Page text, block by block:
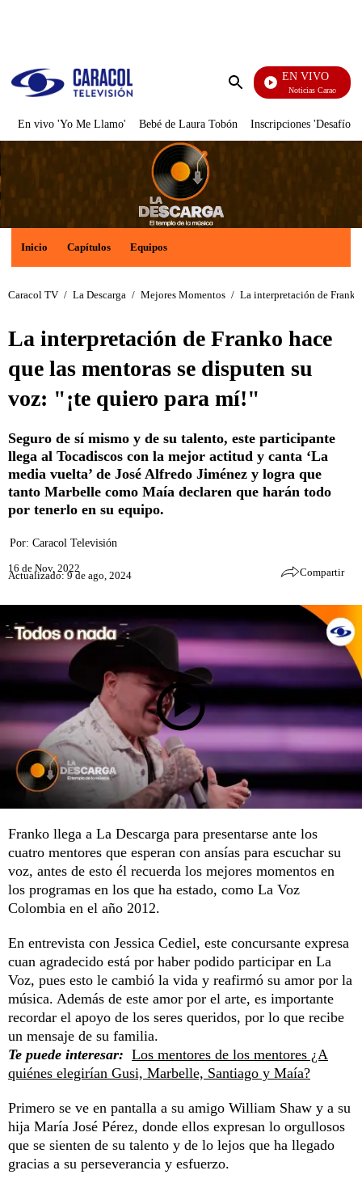
Enviar
EN VIVO
Noticias Caracol
En vivo 'Yo Me Llamo' Bebé de Laura Tobón Inscripciones 'Desafío'
Inicio Capítulos Equipos
Caracol TV / La Descarga / Mejores Momentos / La interpretación de
La interpretación de Franko hace
que las mentoras se disputen su
voz: "¡te quiero para mí!"
Seguro de sí mismo y de su talento, este participante
llega al Tocadiscos con la mejor actitud y canta ‘La
media vuelta’ de José Alfredo Jiménez y logra que
tanto Marbelle como Maía declaren que harán todo
por tenerlo en su equipo.
Por: Caracol Televisión
16 de Nov, 2022
Actualizado: 9 de ago, 2024 Compartir
Franko llega a La Descarga para presentarse ante los
cuatro mentores que esperan con ansías para escuchar su
voz, antes de esto él recuerda los mejores momentos en
los programas en los que ha estado, como La Voz
Colombia en el año 2012.
En entrevista con Jessica Cediel, este concursante expresa
cuan agradecido está por haber podido participar en La
Voz, pues esto le cambió la vida y reafirmó su amor por la
música. Además de este amor por el arte, es importante
recordar el apoyo de los seres queridos, por lo que recibe
un mensaje de su familia.
Te puede interesar: Los mentores de los mentores ¿A
quiénes elegirían Gusi, Marbelle, Santiago y Maía?
Primero se ve en pantalla a su amigo William Shaw y a su
hija María José Pérez, donde ellos expresan lo orgullosos
que se sienten de su talento y de lo lejos que ha llegado
gracias a su perseverancia y esfuerzo.